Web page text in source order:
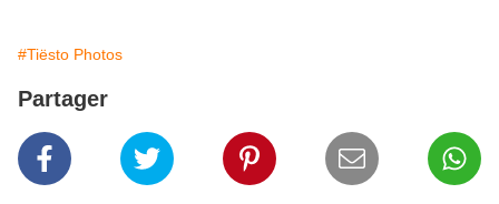
#Tiësto Photos
Partager